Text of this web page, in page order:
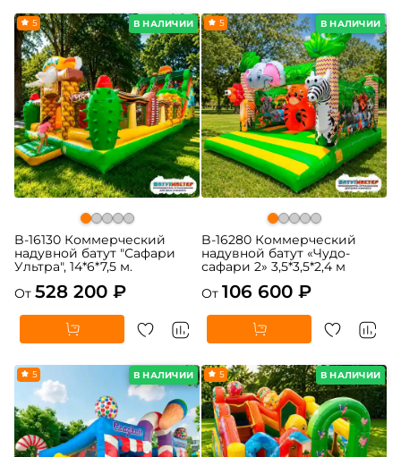
В НАЛИЧИИ
5
B-16130 Коммерческий
надувной батут "Сафари
Ультра", 14*6*7,5 м.
От 528 200 ₽
В НАЛИЧИИ
5
B-16280 Коммерческий
надувной батут «Чудо-
сафари 2» 3,5*3,5*2,4 м
От 106 600 ₽
В НАЛИЧИИ
5 В НАЛИЧИИ
5